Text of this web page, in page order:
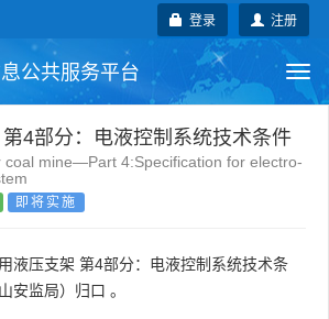
注册
登录
公共服务平台
行业标准 地方标准
4部分：电液控制系统技术条件
coal mine—Part 4:Specification for electro-
即将实施
液压支架 第4部分：电液控制系统技术条
安监局）归口 。